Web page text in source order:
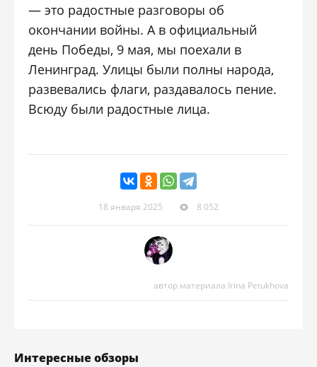
— это радостные разговоры об
окончании войны. А в официальный
день Победы, 9 мая, мы поехали в
Ленинград. Улицы были полны народа,
развевались флаги, раздавалось пение.
Всюду были радостные лица.
18 января 2025 8 052
автор материала Irina Petukhova
Интересные обзоры